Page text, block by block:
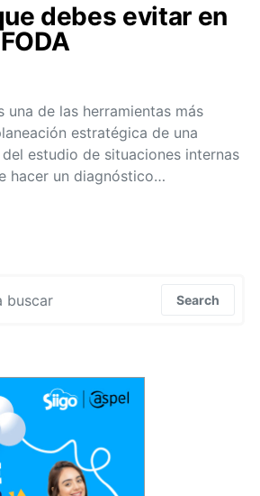
debes evitar en
una de las herramientas más
estratégica de una
estudio de situaciones internas
hacer un diagnóstico…
Search